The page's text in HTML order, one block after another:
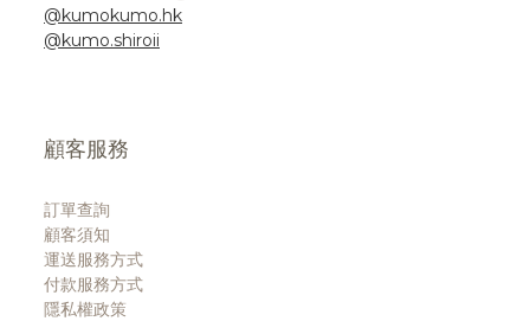
@kumokumo.hk
@kumo.shiroii
顧客服務
訂單查詢
顧客須知
運送服務方式
付款服務方式
隱私權政策